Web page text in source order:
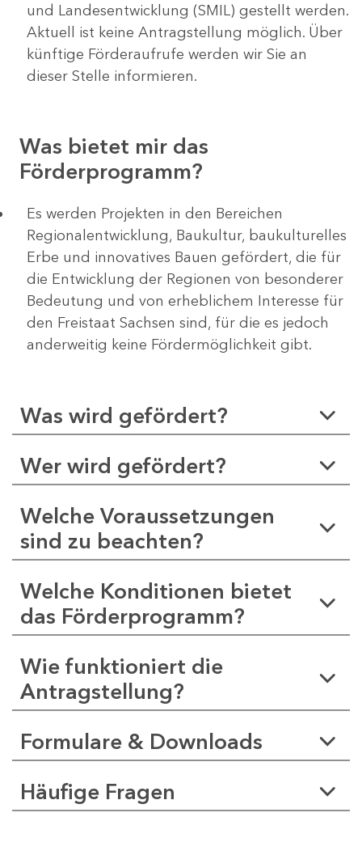
und Landesentwicklung (SMIL) gestellt werden.
Aktuell ist keine Antragstellung möglich. Über
künftige Förderaufrufe werden wir Sie an
dieser Stelle informieren.
Was bietet mir das
Förderprogramm?
Es werden Projekten in den Bereichen
Regionalentwicklung, Baukultur, baukulturelles
Erbe und innovatives Bauen gefördert, die für
die Entwicklung der Regionen von besonderer
Bedeutung und von erheblichem Interesse für
den Freistaat Sachsen sind, für die es jedoch
anderweitig keine Fördermöglichkeit gibt.
Was wird gefördert?
Wer wird gefördert?
Welche Voraussetzungen
sind zu beachten?
Welche Konditionen bietet
das Förderprogramm?
Wie funktioniert die
Antragstellung?
Formulare & Downloads
Häufige Fragen